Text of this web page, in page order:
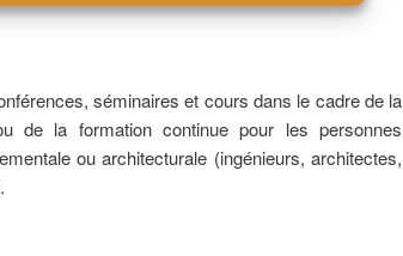
séminaires et cours dans le cadre de la
de la formation continue pour les personnes
ou architecturale (ingénieurs, architectes,